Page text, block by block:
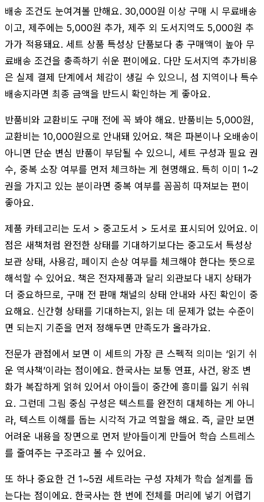
배송 조건도 눈여겨볼 만해요. 30,000원 이상 구매 시 무료배송
이고, 제주에는 5,000원 추가, 제주 외 도서지역도 5,000원 추
가가 적용돼요. 세트 상품 특성상 단품보다 총 구매액이 높아 무
료배송 조건을 충족하기 쉬운 편이에요. 다만 도서지역 추가비용
은 실제 결제 단계에서 체감이 생길 수 있으니, 섬 지역이나 특수
배송지라면 최종 금액을 반드시 확인하는 게 좋아요.
반품비와 교환비도 구매 전에 꼭 봐야 해요. 반품비는 5,000원,
교환비는 10,000원으로 안내돼 있어요. 책은 파본이나 오배송이
아니면 단순 변심 반품이 부담될 수 있으니, 세트 구성과 필요 권
수, 중복 소장 여부를 먼저 체크하는 게 현명해요. 특히 이미 1~2
권을 가지고 있는 분이라면 중복 여부를 꼼꼼히 따져보는 편이
좋아요.
제품 카테고리는 도서 > 중고도서 > 도서로 표시되어 있어요. 이
점은 새책처럼 완전한 상태를 기대하기보다는 중고도서 특성상
보관 상태, 사용감, 페이지 손상 여부를 체크해야 한다는 뜻으로
해석할 수 있어요. 책은 전자제품과 달리 외관보다 내지 상태가
더 중요하므로, 구매 전 판매 채널의 상태 안내와 사진 확인이 중
요해요. 신간형 상태를 기대하는지, 읽는 데 문제가 없는 수준이
면 되는지 기준을 먼저 정해두면 만족도가 올라가요.
전문가 관점에서 보면 이 세트의 가장 큰 스펙적 의미는 ‘읽기 쉬
운 역사책’이라는 점이에요. 한국사는 보통 연표, 사건, 왕조 변
화가 복잡하게 얽혀 있어서 아이들이 중간에 흥미를 잃기 쉬워
요. 그런데 그림 중심 구성은 텍스트를 완전히 대체하는 게 아니
라, 텍스트 이해를 돕는 시각적 가교 역할을 해요. 즉, 글만 보면
어려운 내용을 장면으로 먼저 받아들이게 만들어 학습 스트레스
를 줄여주는 구조라고 볼 수 있어요.
또 하나 중요한 건 1~5권 세트라는 구성 자체가 학습 설계를 돕
는다는 점이에요. 한국사는 한 번에 전체를 머리에 넣기 어렵기